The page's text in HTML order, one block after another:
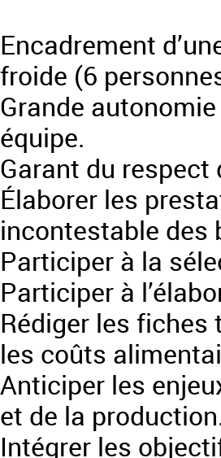
Encadrement
froide (6
Grande
équipe.
Garant du
Élaborer les
incontestable des
Participer à la
Participer à
Rédiger les
les coûts
Anticiper les
et de la
Intégrer les